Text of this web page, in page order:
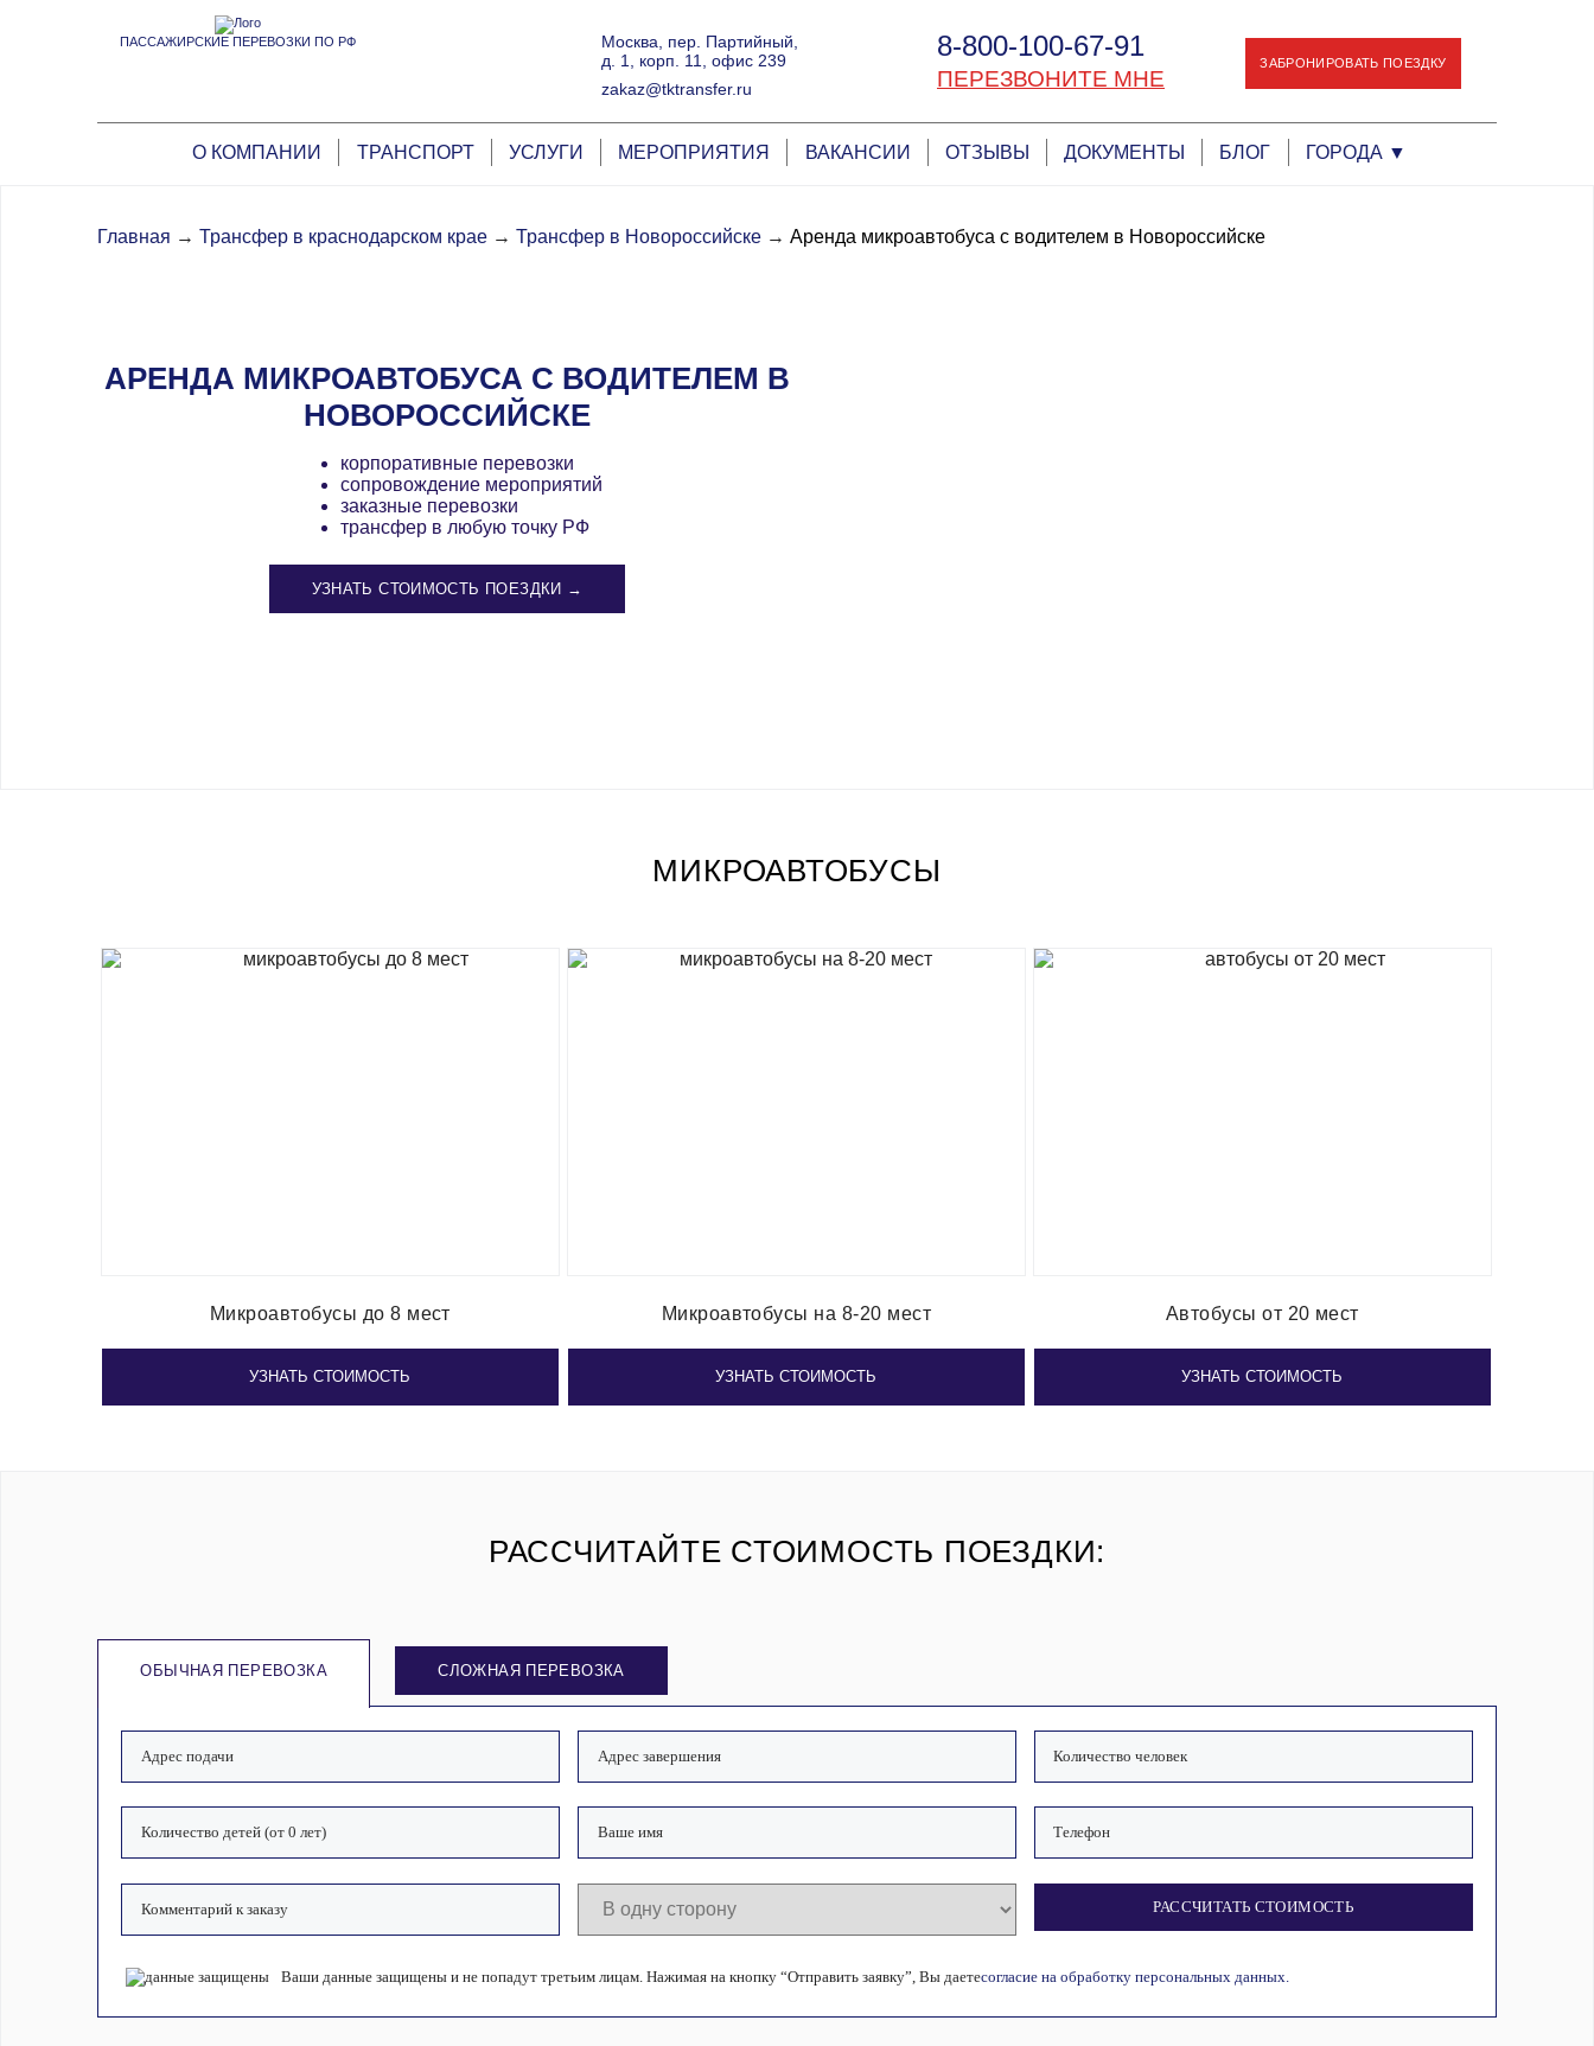
ПАССАЖИРСКИЕ ПЕРЕВОЗКИ ПО РФ
ЗАБРОНИРОВАТЬ ПОЕЗДКУ
8-800-100-67-91
ПЕРЕЗВОНИТЕ МНЕ
Москва, пер. Партийный,
д. 1, корп. 11, офис 239
zakaz@tktransfer.ru
О КОМПАНИИ ТРАНСПОРТ УСЛУГИ МЕРОПРИЯТИЯ ВАКАНСИИ ОТЗЫВЫ ДОКУМЕНТЫ БЛОГ ГОРОДА ▼
Главная → Трансфер в краснодарском крае → Трансфер в Новороссийске → Аренда микроавтобуса с водителем в Новороссийске
АРЕНДА МИКРОАВТОБУСА С ВОДИТЕЛЕМ В
НОВОРОССИЙСКЕ
корпоративные перевозки
сопровождение мероприятий
заказные перевозки
трансфер в любую точку РФ
УЗНАТЬ СТОИМОСТЬ ПОЕЗДКИ →
МИКРОАВТОБУСЫ
Микроавтобусы до 8 мест
УЗНАТЬ СТОИМОСТЬ
Микроавтобусы на 8-20 мест
УЗНАТЬ СТОИМОСТЬ
Автобусы от 20 мест
УЗНАТЬ СТОИМОСТЬ
РАССЧИТАЙТЕ СТОИМОСТЬ ПОЕЗДКИ:
ОБЫЧНАЯ ПЕРЕВОЗКА СЛОЖНАЯ ПЕРЕВОЗКА
РАССЧИТАТЬ СТОИМОСТЬ
Ваши данные защищены и не попадут третьим лицам. Нажимая на кнопку “Отправить заявку”, Вы даетесогласие на обработку персональных данных.